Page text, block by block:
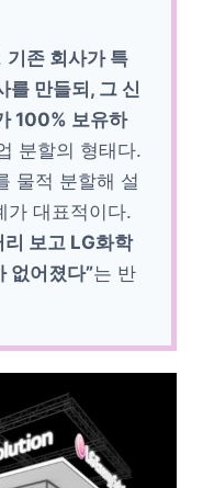
기존 회사가 특
를 만들되, 그 신
100% 보유하
분할의 형태다.
물적 분할해 설
가 대표적이다.
리 보고 LG화학
없어졌다”는 반